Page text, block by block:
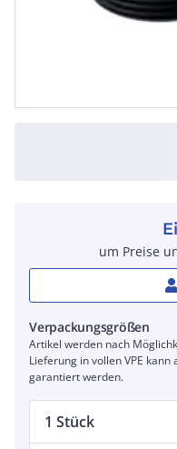
um Preise
Verpackungsgrößen
Artikel werden nach
Lieferung in vollen VPE
garantiert werden.
1 Stück